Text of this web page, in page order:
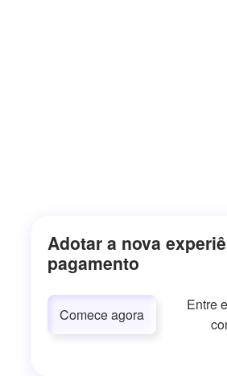
Adotar a nova
pagamento
Comece agora
Entre